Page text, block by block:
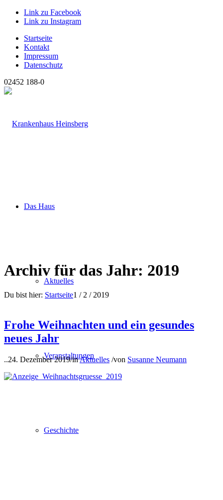
Link zu Facebook
Link zu Instagram
Startseite
Kontakt
Impressum
Datenschutz
02452 188-0
Das Haus
Aktuelles
Veranstaltungen
Geschichte
Archiv für das Jahr: 2019
Du bist hier: Startseite1 / 2 / 2019
Frohe Weihnachten und ein gesundes
neues Jahr
..24. Dezember 2019/inAktuelles /von Susanne Neumann